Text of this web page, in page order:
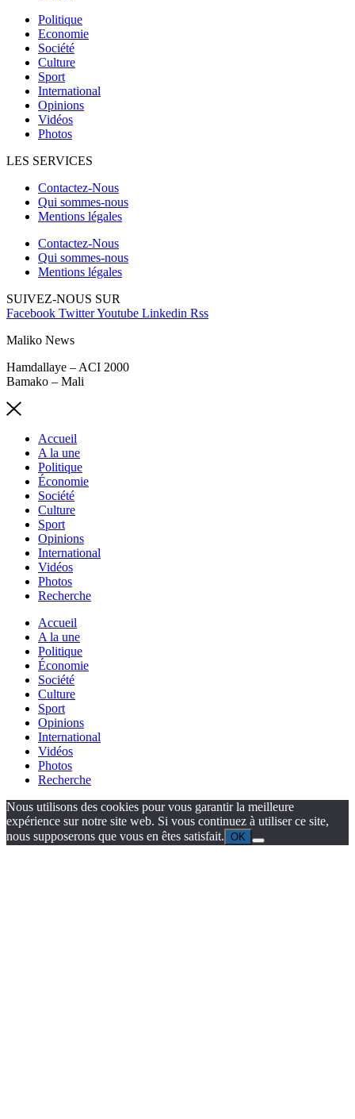
Politique
Economie
Société
Culture
Sport
International
Opinions
Vidéos
Photos
LES SERVICES
Contactez-Nous
Qui sommes-nous
Mentions légales
Contactez-Nous
Qui sommes-nous
Mentions légales
SUIVEZ-NOUS SUR
Facebook TwitterYoutube Linkedin Rss
Maliko News
Hamdallaye – ACI 2000
Bamako – Mali
Accueil
A la une
Politique
Économie
Société
Culture
Sport
Opinions
International
Vidéos
Photos
Recherche
Accueil
A la une
Politique
Économie
Société
Culture
Sport
Opinions
International
Vidéos
Photos
Recherche
Nous utilisons des cookies pour vous garantir la meilleure
expérience sur notre site web. Si vous continuez à utiliser ce site,
nous supposerons que vous en êtes satisfait. OK